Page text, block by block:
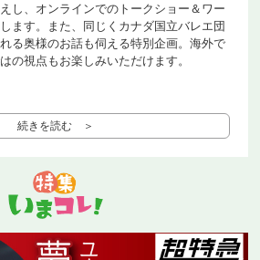
し、オンラインでのトークショー＆ワー
ます。また、同じくカナダ国立バレエ団
る奥様のお話も伺える特別企画。海外で
の視点もお楽しみいただけます。
続きを読む ＞